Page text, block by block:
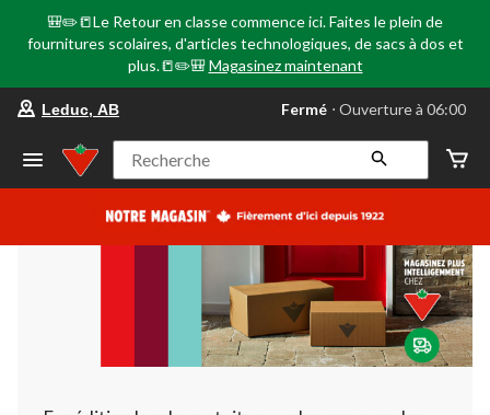
🎒✏️📒Le Retour en classe commence ici. Faites le plein de
fournitures scolaires, d'articles technologiques, de sacs à dos et
plus.📒✏️🎒 Magasinez maintenant
votre
préféré
Leduc,
AB,
courament
Ouverture
à
06:00
cliquer
pour
changer
Leduc, AB Fermé ⋅ Ouverture à 06:00
Recherche